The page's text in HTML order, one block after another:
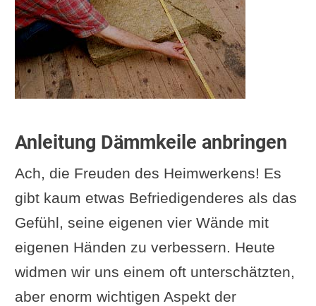
Anleitung Dämmkeile anbringen
Ach, die Freuden des Heimwerkens! Es
gibt kaum etwas Befriedigenderes als das
Gefühl, seine eigenen vier Wände mit
eigenen Händen zu verbessern. Heute
widmen wir uns einem oft unterschätzten,
aber enorm wichtigen Aspekt der